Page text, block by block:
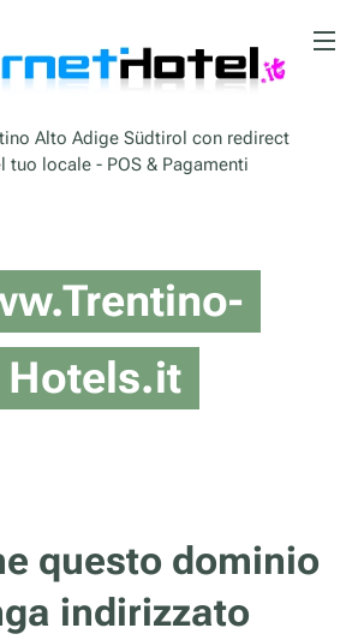
Alto Adige Südtirol con redirect
tuo locale - POS & Pagamenti
Hotels.it
questo dominio
indirizzato